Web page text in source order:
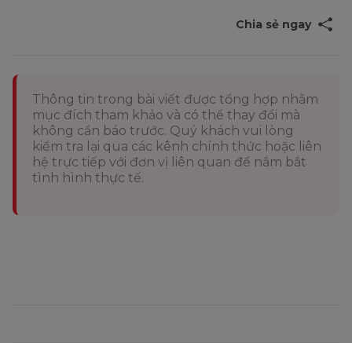
Chia sẻ ngay
Thông tin trong bài viết được tổng hợp nhằm
mục đích tham khảo và có thể thay đổi mà
không cần báo trước. Quý khách vui lòng
kiểm tra lại qua các kênh chính thức hoặc liên
hệ trực tiếp với đơn vị liên quan để nắm bắt
tình hình thực tế.